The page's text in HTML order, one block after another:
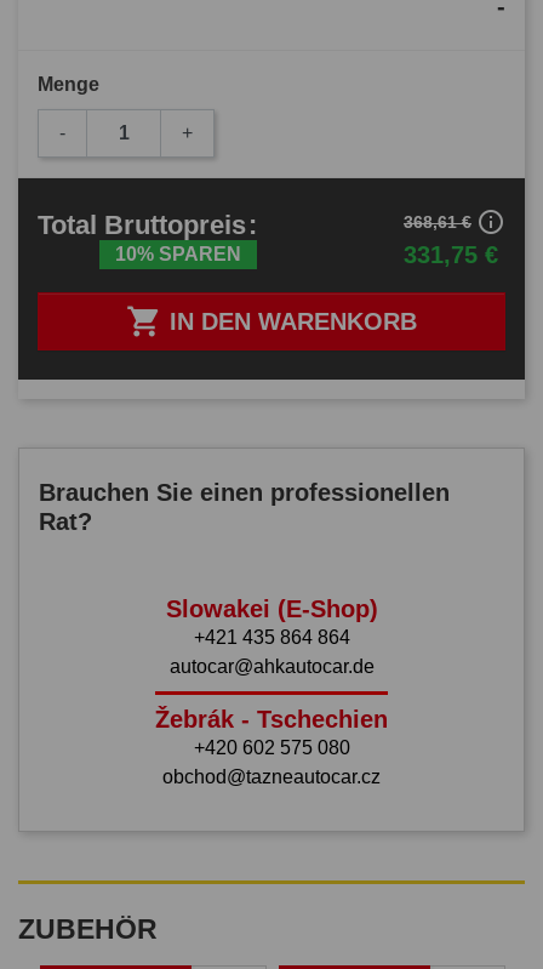
-
Menge
- +
 IN DEN WARENKORB
Total Bruttopreis:
10% SPAREN 331,75 €
368,61 € info_outline
Brauchen Sie einen professionellen
Rat?
Slowakei (E-Shop)
+421 435 864 864
autocar@ahkautocar.de
Žebrák - Tschechien
+420 602 575 080
obchod@tazneautocar.cz
ZUBEHÖR